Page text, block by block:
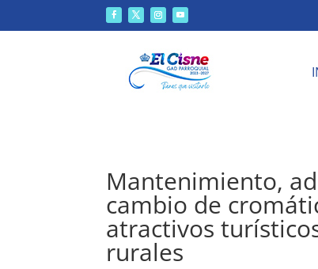
Mantenimiento,
cambio de
atractivos
rurales